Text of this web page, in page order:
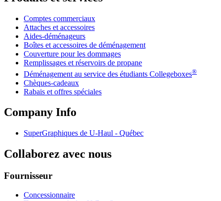
Comptes commerciaux
Attaches et accessoires
Aides-déménageurs
Boîtes et accessoires de déménagement
Couverture pour les dommages
Remplissages et réservoirs de propane
Déménagement au service des étudiants Collegeboxes®
Chèques-cadeaux
Rabais et offres spéciales
Company Info
SuperGraphiques de U-Haul - Québec
Collaborez avec nous
Fournisseur
Concessionnaire